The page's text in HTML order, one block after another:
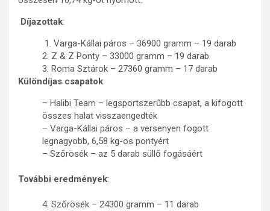
Díjazottak:
1. Varga-Kállai páros – 36900 gramm – 19 darab
2. Z & Z Ponty – 33000 gramm – 19 darab
3. Roma Sztárok – 27360 gramm – 17 darab
Különdíjas csapatok:
– Halibi Team – legsportszerűbb csapat, a kifogott
összes halat visszaengedték
– Varga-Kállai páros – a versenyen fogott
legnagyobb, 6,58 kg-os pontyért
– Szőrösék – az 5 darab süllő fogásáért
További eredmények:
4. Szőrösék – 24300 gramm – 11 darab